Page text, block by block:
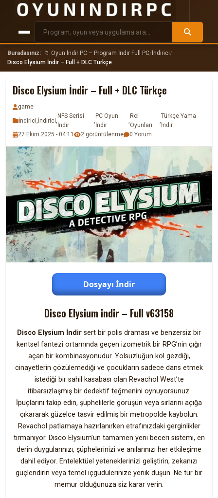
Buradasınız: 📁 Oyun İndir PC – Program İndir Full PC/İndirici/
Disco Elysium İndir – Full + DLC Türkçe
Disco Elysium İndir – Full + DLC Türkçe
game
İndirici İndirici
NFS Serisi
İndir
PC Oyun
İndir
Rol
Oyunları
Türkçe Yama
İndir
27 Ekim 2025 - 04:11
2 görüntülenme 0 Yorum
Dosyayı İndir
Disco Elysium indir – Full v63158
Disco Elysium İndir sert bir polis draması ve benzersiz bir
kentsel fantezi ortamında geçen izometrik bir RPG’nin çığır
açan bir kombinasyonudur. Yolsuzluğun kol gezdiği,
cinayetlerin çözülemediği ve çocukların sadece dans etmek
istediği bir sahil kasabası olan Revachol West’te
itibarsızlaşmış bir dedektif teğmenini oynuyorsunuz.
İpuçlarını takip edin, şüphelilerle görüşün veya sırlarını açığa
çıkararak güzelce tasvir edilmiş bir metropolde kaybolun.
Revachol patlamaya hazırlanırken etrafınızdaki gerginlikler
tırmanıyor. Disco Elysium’un tamamen yeni beceri sistemi, en
derin duygularınızı, şüphelerinizi ve anılarınızı her etkileşime
dahil ediyor. Entelektüel yeteneklerinizi geliştirin, zekanızı
güçlendirin veya temel içgüdülerinize yenik düşün. Ne tür bir
memur olduğunuza siz karar verin.